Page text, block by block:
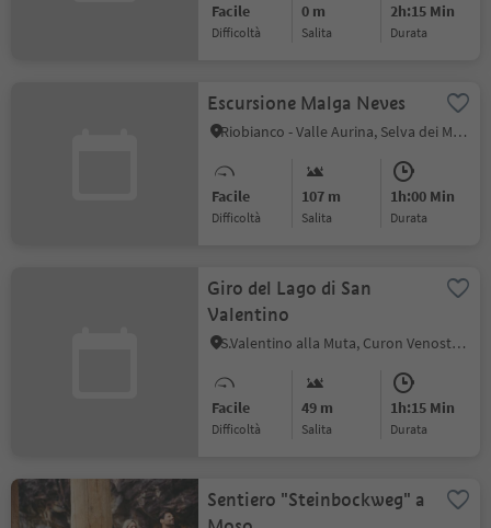
Facile
Difficoltà
0 m
Salita
2h:15 Min
durata
Escursione Malga Neves
Riobianco - Valle Aurina, Selva dei Molini, Valle Aurina
Facile
Difficoltà
107 m
Salita
1h:00 Min
durata
Giro del Lago di San
Valentino
S.Valentino alla Muta, Curon Venosta, Val Venosta
Facile
Difficoltà
49 m
Salita
1h:15 Min
durata
Sentiero "Steinbockweg" a